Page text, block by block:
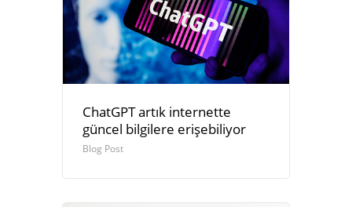
ChatGPT artık internette
güncel bilgilere erişebiliyor
Blog Post